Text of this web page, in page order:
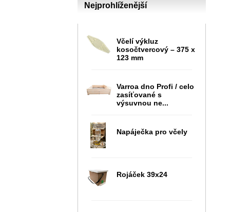
Nejprohlíženější
Včelí výkluz
kosočtvercový – 375 x
123 mm
Varroa dno Profi / celo
zasíťované s
výsuvnou ne...
Napáječka pro včely
Rojáček 39x24